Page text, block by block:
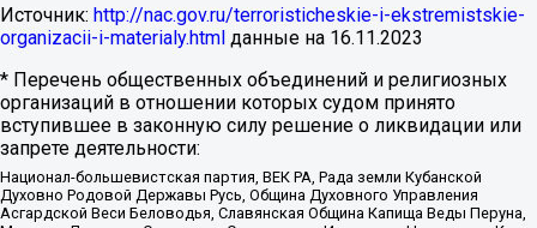
Источник: http://nac.gov.ru/terroristicheskie-i-ekstremistskie-
organizacii-i-materialy.html данные на 16.11.2023
* Перечень общественных объединений и религиозных
организаций в отношении которых судом принято
вступившее в законную силу решение о ликвидации или
запрете деятельности:
Национал-большевистская партия, ВЕК РА, Рада земли Кубанской
Духовно Родовой Державы Русь, Община Духовного Управления
Асгардской Веси Беловодья, Славянская Община Капища Веды Перуна,